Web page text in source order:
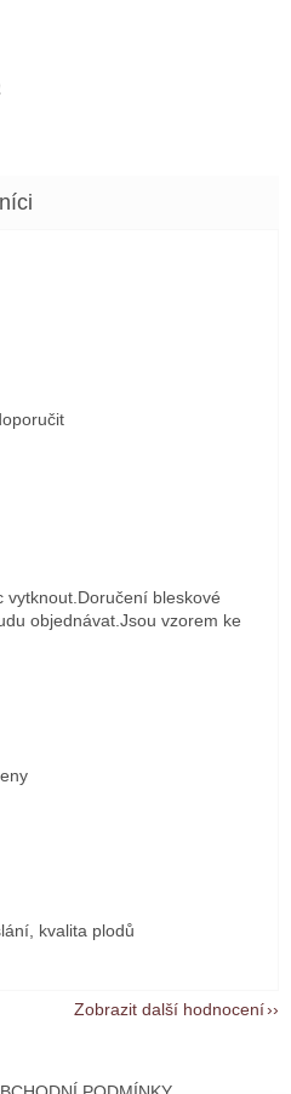
je 5 z 5 hvězdiček.
je 5 z 5 hvězdiček.
vytknout.Doručení bleskové
objednávat.Jsou vzorem ke
je 5 z 5 hvězdiček.
je 5 z 5 hvězdiček.
kvalita plodů
Zobrazit další hodnocení